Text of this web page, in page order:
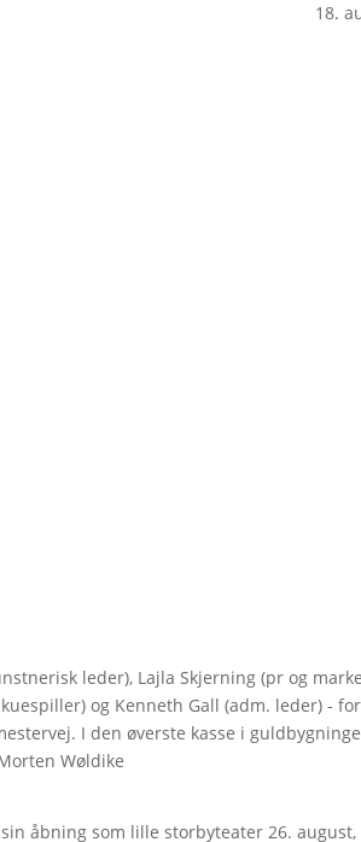
18.
leder), Lajla Skjerning (pr og
og Kenneth Gall (adm. leder) -
I den øverste kasse i
Wøldike
åbning som lille storbyteater 26. august,